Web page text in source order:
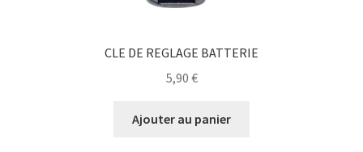
CLE DE REGLAGE BATTERIE
5,90 €
Ajouter au panier